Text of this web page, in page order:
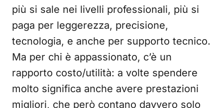
più si sale nei livelli professionali, più si
paga per leggerezza, precisione,
tecnologia, e anche per supporto tecnico.
Ma per chi è appassionato, c’è un
rapporto costo/utilità: a volte spendere
molto significa anche avere prestazioni
migliori, che però contano davvero solo